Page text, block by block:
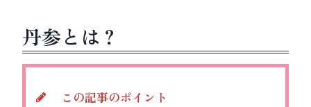
丹参とは？
この記事のポイント